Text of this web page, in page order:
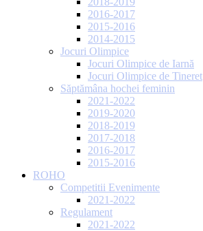
2016-2017
2015-2016
2014-2015
Jocuri Olimpice
Jocuri Olimpice de Iarnă
Jocuri Olimpice de Tineret
Săptămâna hochei feminin
2021-2022
2019-2020
2018-2019
2017-2018
2016-2017
2015-2016
ROHO
Competitii Evenimente
2021-2022
Regulament
2021-2022